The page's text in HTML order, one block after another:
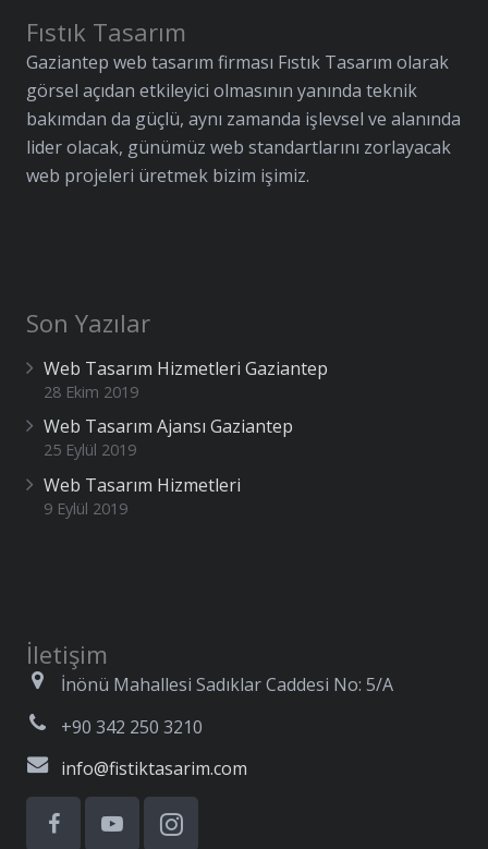
Fıstık Tasarım
Gaziantep web tasarım firması Fıstık Tasarım olarak
görsel açıdan etkileyici olmasının yanında teknik
bakımdan da güçlü, aynı zamanda işlevsel ve alanında
lider olacak, günümüz web standartlarını zorlayacak
web projeleri üretmek bizim işimiz.
Son Yazılar
Web Tasarım Hizmetleri Gaziantep
28 Ekim 2019
Web Tasarım Ajansı Gaziantep
25 Eylül 2019
Web Tasarım Hizmetleri
9 Eylül 2019
İletişim
İnönü Mahallesi Sadıklar Caddesi No: 5/A
+90 342 250 3210
info@fistiktasarim.com